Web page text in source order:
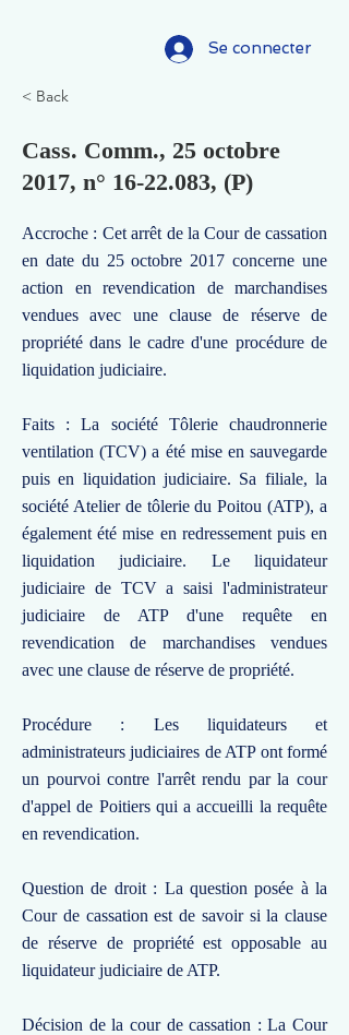
Se connecter
< Back
Cass. Comm., 25 octobre
2017, n° 16-22.083, (P)
Accroche : Cet arrêt de la Cour de cassation
en date du 25 octobre 2017 concerne une
action en revendication de marchandises
vendues avec une clause de réserve de
propriété dans le cadre d'une procédure de
liquidation judiciaire.
Faits : La société Tôlerie chaudronnerie
ventilation (TCV) a été mise en sauvegarde
puis en liquidation judiciaire. Sa filiale, la
société Atelier de tôlerie du Poitou (ATP), a
également été mise en redressement puis en
liquidation judiciaire. Le liquidateur
judiciaire de TCV a saisi l'administrateur
judiciaire de ATP d'une requête en
revendication de marchandises vendues
avec une clause de réserve de propriété.
Procédure : Les liquidateurs et
administrateurs judiciaires de ATP ont formé
un pourvoi contre l'arrêt rendu par la cour
d'appel de Poitiers qui a accueilli la requête
en revendication.
Question de droit : La question posée à la
Cour de cassation est de savoir si la clause
de réserve de propriété est opposable au
liquidateur judiciaire de ATP.
Décision de la cour de cassation : La Cour